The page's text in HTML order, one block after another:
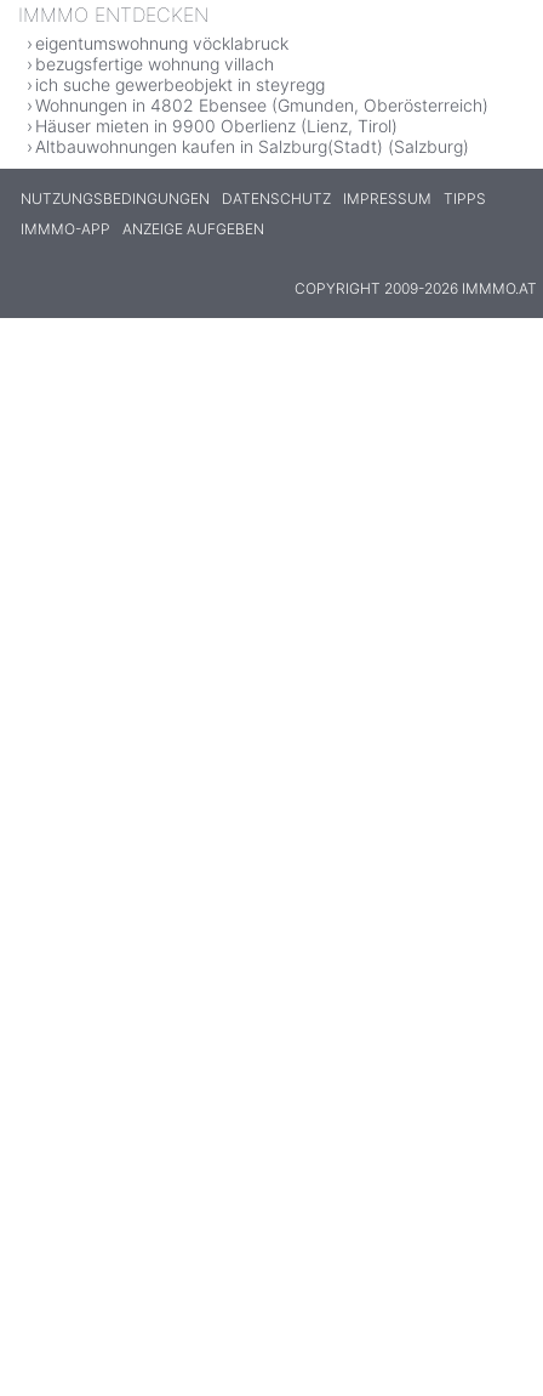
IMMMO ENTDECKEN
eigentumswohnung vöcklabruck
bezugsfertige wohnung villach
ich suche gewerbeobjekt in steyregg
Wohnungen in 4802 Ebensee (Gmunden, Oberösterreich)
Häuser mieten in 9900 Oberlienz (Lienz, Tirol)
Altbauwohnungen kaufen in Salzburg(Stadt) (Salzburg)
NUTZUNGSBEDINGUNGEN DATENSCHUTZ IMPRESSUM
TIPPS
IMMMO-APP
ANZEIGE AUFGEBEN
COPYRIGHT 2009-2026 IMMMO.AT